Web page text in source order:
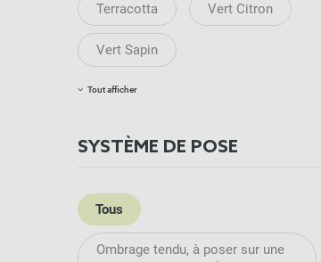
Terracotta Vert Citron
Vert Sapin
Tout afficher
SYSTÈME DE POSE
Tous
Ombrage tendu, à poser sur une